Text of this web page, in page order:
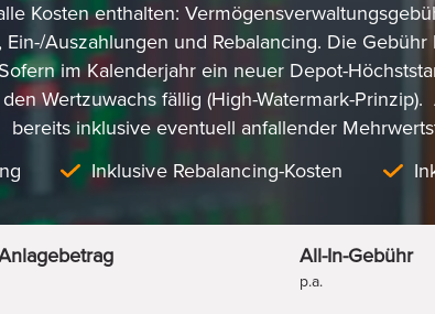
Kosten enthalten:
Auszahlungen und Rebalancing. Die
im Kalenderjahr ein neuer Depot-
Wertzuwachs fällig (High-Watermark-
bereits inklusive eventuell anfallender
Inklusive Rebalancing-Kosten
All-In-Gebühr
p.a.